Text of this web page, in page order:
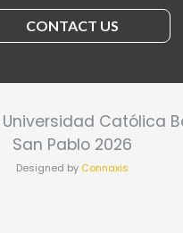
CONTACT US
Católica
San Pablo 2026
Designed by Connaxis